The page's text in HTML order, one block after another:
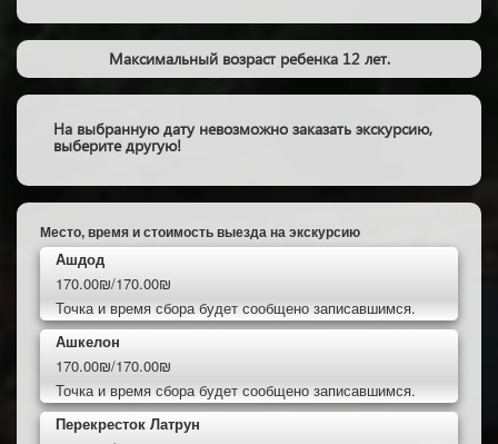
Максимальный возраст ребенка 12 лет.
На выбранную дату невозможно заказать экскурсию,
выберите другую!
Место, время и стоимость выезда на экскурсию
Ашдод
170.00₪/170.00₪
Точка и время сбора будет сообщено записавшимся.
Ашкелон
170.00₪/170.00₪
Точка и время сбора будет сообщено записавшимся.
Перекресток Латрун